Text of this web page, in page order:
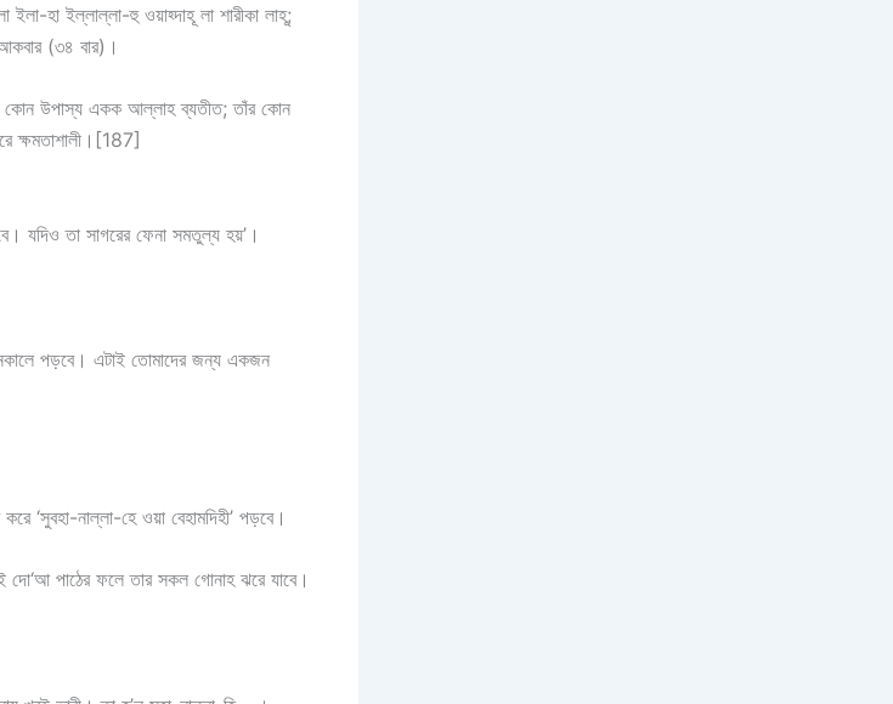
হা ইল্লাল্লা-হু ওয়াহ্দাহূ লা শারীকা লাহূ;
(৩৪ বার)।
কোন উপাস্য একক আল্লাহ ব্যতীত; তাঁর কোন
ক্ষমতাশালী।[187]
যদিও তা সাগরের ফেনা সমতুল্য হয়’।
পড়বে। এটাই তোমাদের জন্য একজন
‘সুবহা-নাল্লা-হে ওয়া বেহামদিহী’ পড়বে।
পাঠের ফলে তার সকল গোনাহ ঝরে যাবে।